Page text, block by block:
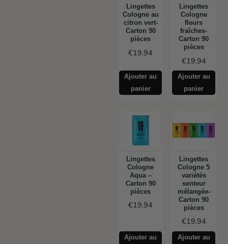
Lingettes
Cologne au
citron vert-
Carton 90
pièces
€19.94
Ajouter au
panier
Lingettes
Cologne
fleurs
fraîches-
Carton 90
pièces
€19.94
Ajouter au
panier
Lingettes
Cologne
Aqua –
Carton 90
pièces
€19.94
Ajouter au
Lingettes
Cologne 5
variétés
senteur
mélangée-
Carton 90
pièces
€19.94
Ajouter au